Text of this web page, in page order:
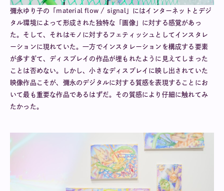
彌永ゆり子の「material flow / signal」にはインターネットとデジ
タル環境によって形成された独特な「画像」に対する感覚があっ
た。そして、それはモノに対するフェティッシュとしてインスタレ
ーションに現れていた。一方でインスタレーションを構成する要素
が多すぎて、ディスプレイの作品が埋もれたように見えてしまった
ことは否めない。しかし、小さなディスプレイに映し出されていた
映像作品こそが、彌永のデジタルに対する質感を表現することにお
いて最も重要な作品であるはずだ。その質感により仔細に触れてみ
たかった。